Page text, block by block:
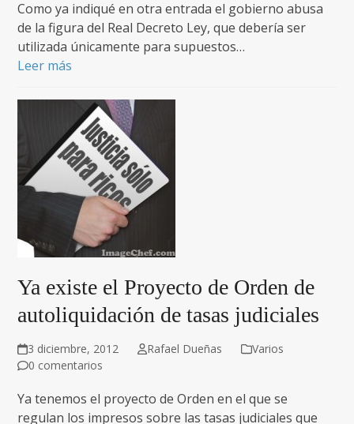
Como ya indiqué en otra entrada el gobierno abusa
de la figura del Real Decreto Ley, que debería ser
utilizada únicamente para supuestos…
Leer más
Ya existe el Proyecto de Orden de
autoliquidación de tasas judiciales
3 diciembre, 2012 Rafael Dueñas
Varios
0 comentarios
Ya tenemos el proyecto de Orden en el que se
regulan los impresos sobre las tasas judiciales que